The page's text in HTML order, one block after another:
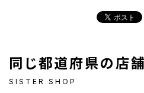
同じ都道府県の店
SISTER SHOP